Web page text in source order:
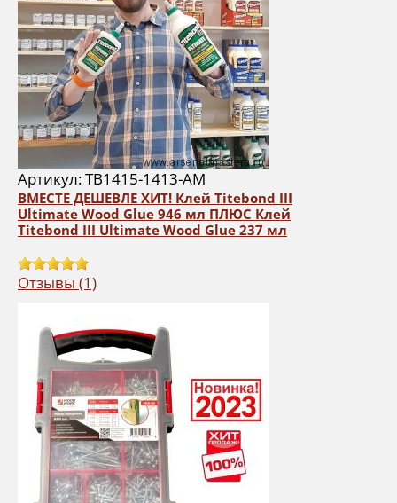
Артикул: TB1415-1413-AM
ВМЕСТЕ ДЕШЕВЛЕ ХИТ! Клей Titebond III
Ultimate Wood Glue 946 мл ПЛЮС Клей
Titebond III Ultimate Wood Glue 237 мл
Отзывы (1)